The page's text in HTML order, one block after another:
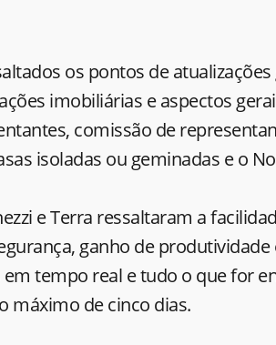
os pontos de atualizações
imobiliárias e aspectos
comissão de
isoladas ou geminadas e o
e Terra ressaltaram a
ganho de produtividade
tempo real e tudo o que for
máximo de cinco dias.